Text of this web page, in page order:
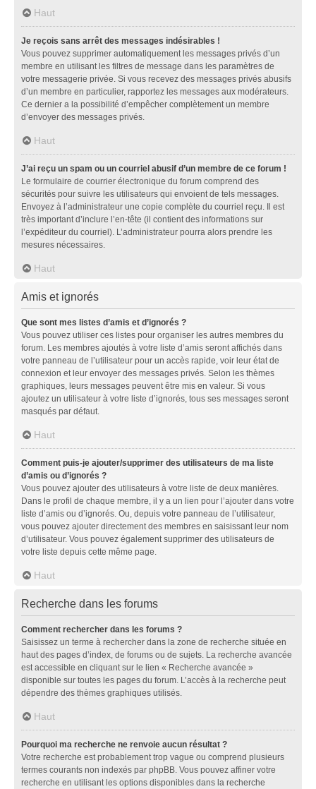
Haut
Je reçois sans arrêt des messages indésirables !
Vous pouvez supprimer automatiquement les messages privés d’un
membre en utilisant les filtres de message dans les paramètres de
votre messagerie privée. Si vous recevez des messages privés abusifs
d’un membre en particulier, rapportez les messages aux modérateurs.
Ce dernier a la possibilité d’empêcher complètement un membre
d’envoyer des messages privés.
Haut
J’ai reçu un spam ou un courriel abusif d’un membre de ce forum !
Le formulaire de courrier électronique du forum comprend des
sécurités pour suivre les utilisateurs qui envoient de tels messages.
Envoyez à l’administrateur une copie complète du courriel reçu. Il est
très important d’inclure l’en-tête (il contient des informations sur
l’expéditeur du courriel). L’administrateur pourra alors prendre les
mesures nécessaires.
Haut
Amis et ignorés
Que sont mes listes d’amis et d’ignorés ?
Vous pouvez utiliser ces listes pour organiser les autres membres du
forum. Les membres ajoutés à votre liste d’amis seront affichés dans
votre panneau de l’utilisateur pour un accès rapide, voir leur état de
connexion et leur envoyer des messages privés. Selon les thèmes
graphiques, leurs messages peuvent être mis en valeur. Si vous
ajoutez un utilisateur à votre liste d’ignorés, tous ses messages seront
masqués par défaut.
Haut
Comment puis-je ajouter/supprimer des utilisateurs de ma liste
d’amis ou d’ignorés ?
Vous pouvez ajouter des utilisateurs à votre liste de deux manières.
Dans le profil de chaque membre, il y a un lien pour l’ajouter dans votre
liste d’amis ou d’ignorés. Ou, depuis votre panneau de l’utilisateur,
vous pouvez ajouter directement des membres en saisissant leur nom
d’utilisateur. Vous pouvez également supprimer des utilisateurs de
votre liste depuis cette même page.
Haut
Recherche dans les forums
Comment rechercher dans les forums ?
Saisissez un terme à rechercher dans la zone de recherche située en
haut des pages d’index, de forums ou de sujets. La recherche avancée
est accessible en cliquant sur le lien « Recherche avancée »
disponible sur toutes les pages du forum. L’accès à la recherche peut
dépendre des thèmes graphiques utilisés.
Haut
Pourquoi ma recherche ne renvoie aucun résultat ?
Votre recherche est probablement trop vague ou comprend plusieurs
termes courants non indexés par phpBB. Vous pouvez affiner votre
recherche en utilisant les options disponibles dans la recherche